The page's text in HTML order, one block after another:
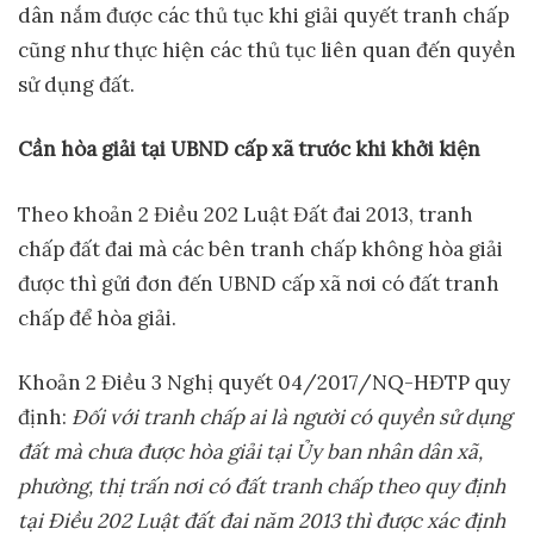
dân nắm được các thủ tục khi giải quyết tranh chấp
cũng như thực hiện các thủ tục liên quan đến quyền
sử dụng đất.
Cần hòa giải tại UBND cấp xã trước khi khởi kiện
Theo khoản 2 Điều 202 Luật Đất đai 2013, tranh
chấp đất đai mà các bên tranh chấp không hòa giải
được thì gửi đơn đến UBND cấp xã nơi có đất tranh
chấp để hòa giải.
Khoản 2 Điều 3 Nghị quyết 04/2017/NQ-HĐTP quy
định: Đối với tranh chấp ai là người có quyền sử dụng
đất mà chưa được hòa giải tại Ủy ban nhân dân xã,
phường, thị trấn nơi có đất tranh chấp theo quy định
tại Điều 202 Luật đất đai năm 2013 thì được xác định